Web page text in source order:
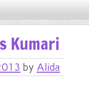
Kumari
by Alida